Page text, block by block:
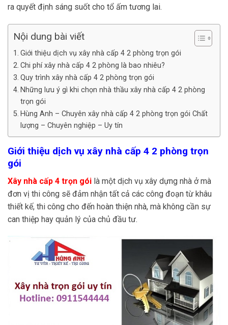
ra quyết định sáng suốt cho tổ ấm tương lai.
Nội dung bài viết
Giới thiệu dịch vụ xây nhà cấp 4 2 phòng trọn gói
Chi phí xây nhà cấp 4 2 phòng là bao nhiêu?
Quy trình xây nhà cấp 4 2 phòng trọn gói
Những lưu ý gì khi chọn nhà thầu xây nhà cấp 4 2 phòng
trọn gói
Hùng Anh – Chuyên xây nhà cấp 4 2 phòng trọn gói Chất
lượng – Chuyên nghiệp – Uy tín
Giới thiệu dịch vụ xây nhà cấp 4 2 phòng trọn
gói
Xây nhà cấp 4 trọn gói là một dịch vụ xây dựng nhà ở mà
đơn vị thi công sẽ đảm nhận tất cả các công đoạn từ khâu
thiết kế, thi công cho đến hoàn thiện nhà, mà không cần sự
can thiệp hay quản lý của chủ đầu tư.